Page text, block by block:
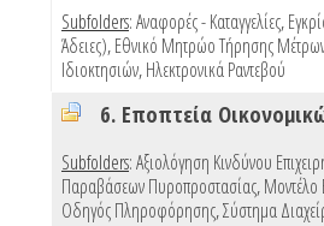
Subfolders:Αναφορές - Καταγγελίες,
Άδειες),Εθνικό Μητρώο Τήρησης Μέτρων
Ιδιοκτησιών,Ηλεκτρονικά Ραντεβού
Subfolders:Αξιολόγηση Κινδύνου
Παραβάσεων Πυροπροστασίας,
Οδηγός Πληροφόρησης,Σύστημα